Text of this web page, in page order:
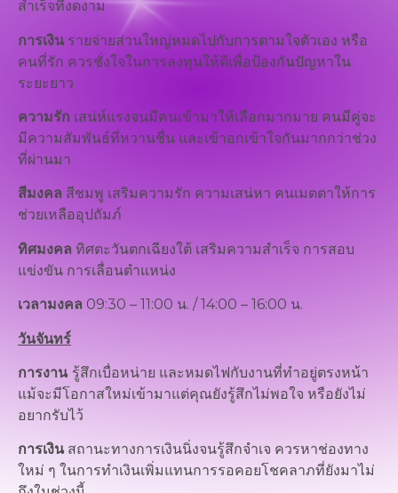
สำเร็จที่งดงาม
การเงิน รายจ่ายส่วนใหญ่หมดไปกับการตามใจตัวเอง หรือ
คนที่รัก ควรชั่งใจในการลงทุนให้ดีเพื่อป้องกันปัญหาใน
ระยะยาว
ความรัก เสน่ห์แรงจนมีคนเข้ามาให้เลือกมากมาย คนมีคู่จะ
มีความสัมพันธ์ที่หวานชื่น และเข้าอกเข้าใจกันมากกว่าช่วง
ที่ผ่านมา
สีมงคล สีชมพู เสริมความรัก ความเสน่หา คนเมตตาให้การ
ช่วยเหลืออุปถัมภ์
ทิศมงคล ทิศตะวันตกเฉียงใต้ เสริมความสำเร็จ การสอบ
แข่งขัน การเลื่อนตำแหน่ง
เวลามงคล 09:30 – 11:00 น. / 14:00 – 16:00 น.
วันจันทร์
การงาน รู้สึกเบื่อหน่าย และหมดไฟกับงานที่ทำอยู่ตรงหน้า
แม้จะมีโอกาสใหม่เข้ามาแต่คุณยังรู้สึกไม่พอใจ หรือยังไม่
อยากรับไว้
การเงินสถานะทางการเงินนิ่งจนรู้สึกจำเจ ควรหาช่องทาง
ใหม่ ๆ ในการทำเงินเพิ่มแทนการรอคอยโชคลาภที่ยังมาไม่